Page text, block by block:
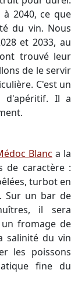
2040, ce que
du vin. Nous
et 2033, au
trouvé leur
de le servir
C'est un
d'apéritif. Il a
Blanc a la
de caractère :
turbot en
Sur un bar de
il sera
fromage de
salinité du vin
les poissons
fine du